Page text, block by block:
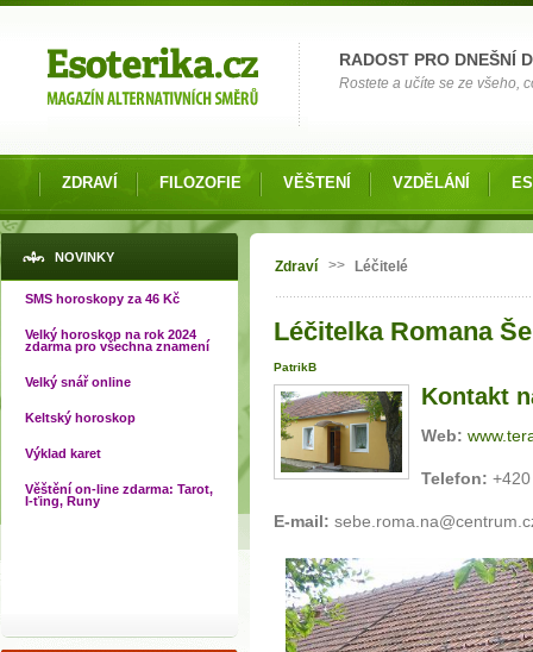
RADOST PRO DNEŠNÍ
Rostete a učíte se ze všeho,
ZDRAVÍ FILOZOFIE VĚŠTENÍ VZDĚLÁNÍ
NOVINKY
SMS horoskopy za 46 Kč
Velký horoskop na rok 2024
zdarma pro všechna znamení
Velký snář online
Keltský horoskop
Výklad karet
Věštění on-line zdarma: Tarot,
I-ťing, Runy
Jste zde
Zdraví >> Léčitelé
Léčitelka Romana
PatrikB
Kontakt
Web:
Telefon:
E-mail: